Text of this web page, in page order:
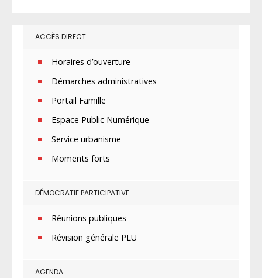
ACCÈS DIRECT
Horaires d’ouverture
Démarches administratives
Portail Famille
Espace Public Numérique
Service urbanisme
Moments forts
DÉMOCRATIE PARTICIPATIVE
Réunions publiques
Révision générale PLU
AGENDA